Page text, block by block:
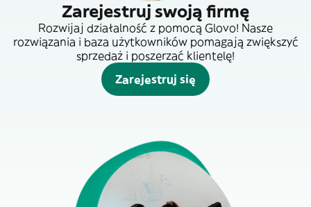
Zarejestruj swoją firmę
Rozwijaj działalność z pomocą Glovo! Nasze
rozwiązania i baza użytkowników pomagają zwiększyć
sprzedaż i poszerzać klientelę!
Zarejestruj się